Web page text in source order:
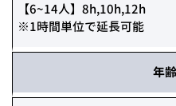
【6~14人】8h,10h,12h
※1時間単位で延長可能
年